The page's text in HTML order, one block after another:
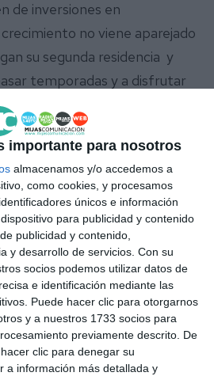
importante para nosotros
almacenamos y/o accedemos a
como cookies, y procesamos
únicos e información
para publicidad y contenido
publicidad y contenido,
y desarrollo de servicios. Con su
socios podemos utilizar datos de
e identificación mediante las
Puede hacer clic para otorgarnos
y a nuestros 1733 socios para
previamente descrito. De
clic para denegar su
a información más detallada y
de inversiones en
no viene aparejado
su segunda residencia y
temporadas y a disfrutar
sino que está creciendo el
para ellas tenemos que
equipamientos escolares y
votó en contra de la
se abstuvo.
desde el siguiente enlace:
?a=32512
MODIFICACIÓN ELEMENTOS